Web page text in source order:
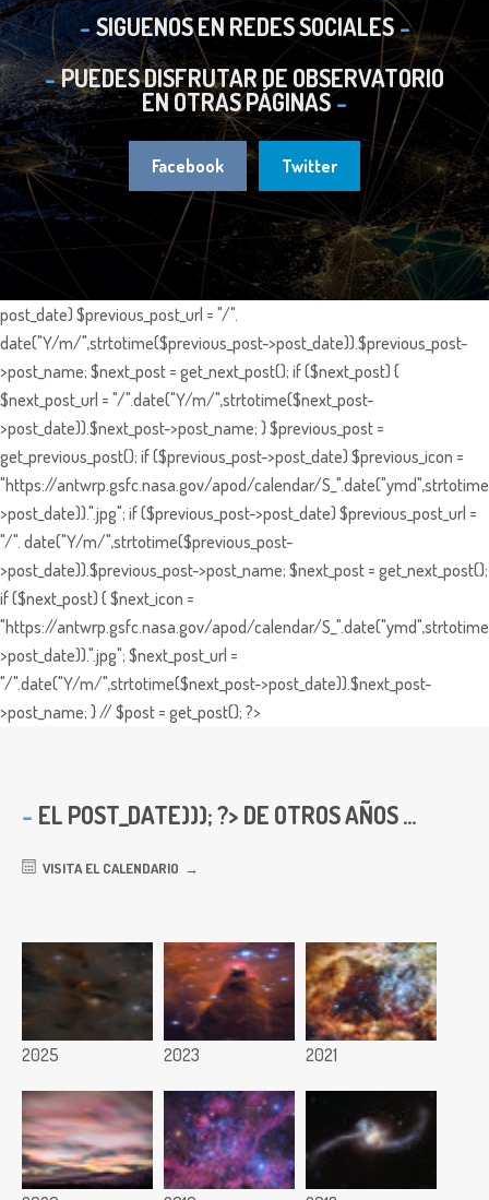
SIGUENOS EN REDES SOCIALES
PUEDES DISFRUTAR DE OBSERVATORIO
EN OTRAS PÁGINAS
Facebook Twitter
post_date) $previous_post_url = "/".
date("Y/m/",strtotime($previous_post->post_date)).$previous_post-
>post_name; $next_post = get_next_post(); if ($next_post) {
$next_post_url = "/".date("Y/m/",strtotime($next_post-
>post_date)).$next_post->post_name; } $previous_post =
get_previous_post(); if ($previous_post->post_date) $previous_icon =
"https://antwrp.gsfc.nasa.gov/apod/calendar/
>post_date)).".jpg"; if ($previous_post->post_date) $previous_post_url =
"/". date("Y/m/",strtotime($previous_post-
>post_date)).$previous_post->post_name; $next_post = get_next_post();
if ($next_post) { $next_icon =
"https://antwrp.gsfc.nasa.gov/apod/calendar/
>post_date)).".jpg"; $next_post_url =
"/".date("Y/m/",strtotime($next_post->post_date)).$next_post-
>post_name; } // $post = get_post(); ?>
EL POST_DATE))); ?> DE OTROS AÑOS ...
VISITA EL CALENDARIO
2025 2023 2021